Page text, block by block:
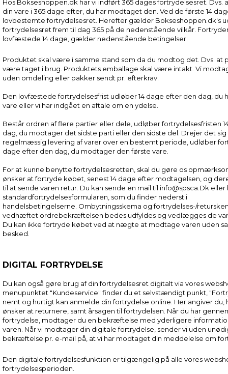
Hos Bokseshoppen.dk har vi indført 365 dages fortrydelsesret. Dvs.
din vare i 365 dage efter, du har modtaget den. Ved de første 14
lovbestemte fortrydelsesret. Herefter gælder Bokseshoppen.dk's
fortrydelsesret frem til dag 365 på de nedenstående vilkår.
lovfæstede 14 dage, gælder nedenstående betingelser:
Produktet skal være i samme stand som da du modtog det. Dvs. at
være taget i brug. Produktets emballage skal være intakt. Vi
uden omdeling eller pakker sendt pr. efterkrav.
Den lovfæstede fortrydelsesfrist udløber 14 dage efter den dag, du
vare eller vi har indgået en aftale om en ydelse.
Består ordren af flere partier eller dele, udløber fortrydelsesfristen
dag, du modtager det sidste parti eller den sidste del. Drejer det
regelmæssig levering af varer over en bestemt periode, udløber
dage efter den dag, du modtager den første vare.
For at kunne benytte fortrydelsesretten, skal du gøre os
ønsker at fortryde købet, senest 14 dage efter modtagelsen, og
til at sende varen retur. Du kan sende en mail til info@spsca.Dk
standardfortrydelsesformularen, som du finder nederst i
handelsbetingelserne. Ombytningsskema og fortrydelses-/
vedhæftet ordrebekræftelsen bedes udfyldes og vedlægges de
Du kan ikke fortryde købet ved at nægte at modtage varen uden
besked.
DIGITAL FORTRYDELSE
Du kan også gøre brug af din fortrydelsesret digitalt via vores
menupunktet "Kundeservice" finder du et selvstændigt punkt,
nemt og hurtigt kan anmelde din fortrydelse online. Her angiver du,
ønsker at returnere, samt årsagen til fortrydelsen. Når du har
fortrydelse, modtager du en bekræftelse med yderligere
varen. Når vi modtager din digitale fortrydelse, sender vi uden
bekræftelse pr. e-mail på, at vi har modtaget din meddelelse om
Den digitale fortrydelsesfunktion er tilgængelig på alle vores
fortrydelsesperioden.